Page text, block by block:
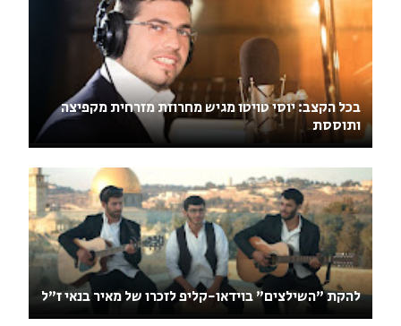
בכל הקצב: יוסי טויטו מגיש מחרוזת מזרחית מקפיצה
ותוססת
להקת "השילצים" בוידאו-קליפ לזכרו של מאיר בנאי ז"ל